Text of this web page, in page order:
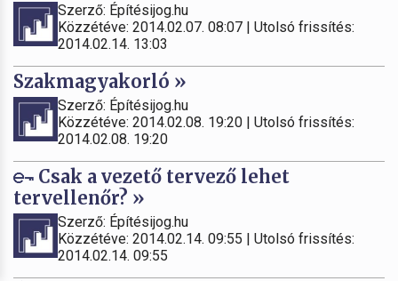
Szerző: Építésijog.hu
Közzétéve: 2014.02.07. 08:07 | Utolsó frissítés:
2014.02.14. 13:03
Szakmagyakorló »
Szerző: Építésijog.hu
Közzétéve: 2014.02.08. 19:20 | Utolsó frissítés:
2014.02.08. 19:20
Csak a vezető tervező lehet
tervellenőr? »
Szerző: Építésijog.hu
Közzétéve: 2014.02.14. 09:55 | Utolsó frissítés:
2014.02.14. 09:55